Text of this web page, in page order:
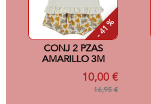
- 41 %
CONJ 2 PZAS
AMARILLO 3M
10,00 €
16,95 €